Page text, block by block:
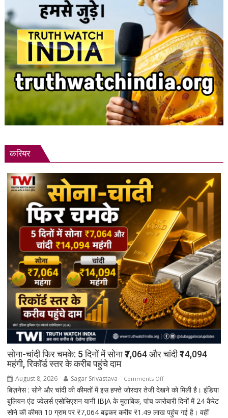
करियर
सोना-चांदी फिर चमके: 5 दिनों में सोना ₹7,064 और चांदी ₹14,094
महंगी, रिकॉर्ड स्तर के करीब पहुंचे दाम
August 8, 2026 Sagar Srivastava Comments Offon
सोना-
चांदी
फिर
बिज़नेस : सोने और चांदी की कीमतों में इस हफ्ते जोरदार तेजी देखने को मिली है। इंडिया
बुलियन एंड ज्वेलर्स एसोसिएशन यानी IBJA के मुताबिक, पांच कारोबारी दिनों में 24 कैरेट
सोने की कीमत 10 ग्राम पर ₹7,064 बढ़कर करीब ₹1.49 लाख पहुंच गई है। वहीं